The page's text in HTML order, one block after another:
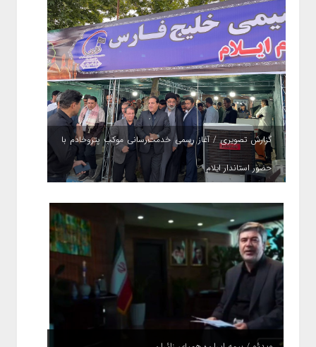
گزارش تصویری / آغاز رسمی خدمت‌رسانی موکب پتروخادم با
حضور استاندار ایلام